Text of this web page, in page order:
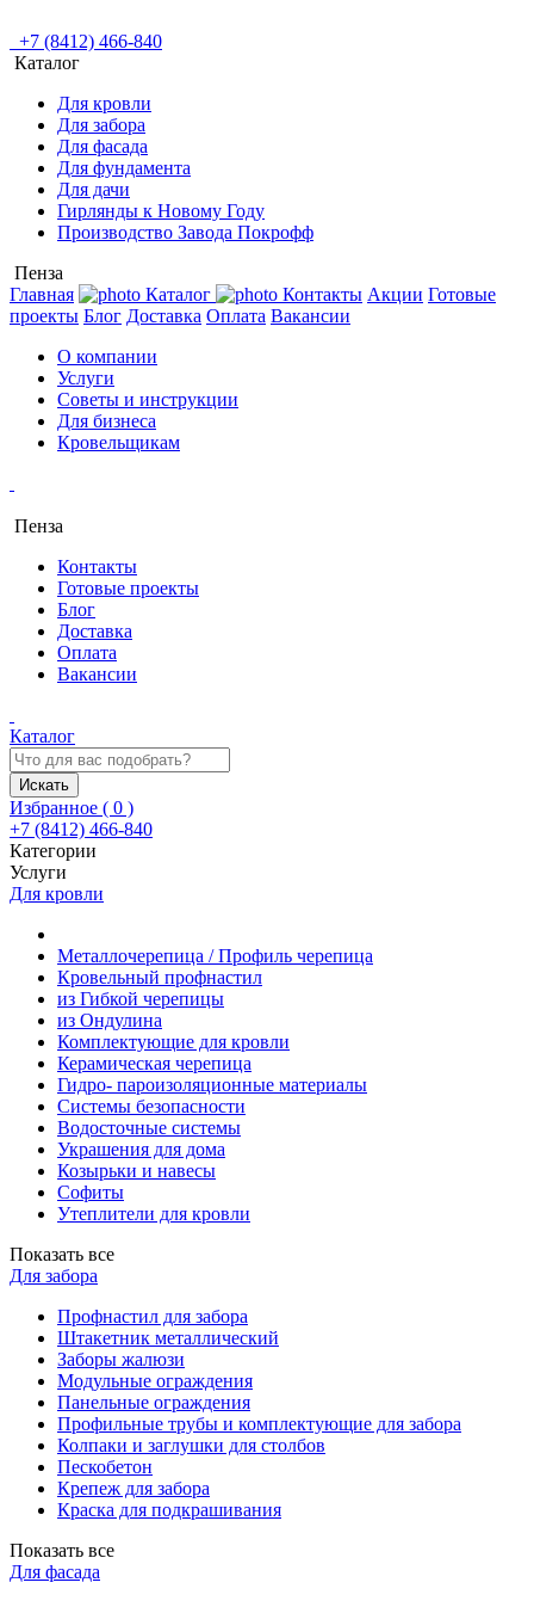
+7 (8412) 466-840
Каталог
Для кровли
Для забора
Для фасада
Для фундамента
Для дачи
Гирлянды к Новому Году
Производство Завода Покрофф
Пенза
Главная
Каталог Контакты Акции Готовые
проекты Блог Доставка Оплата Вакансии
О компании
Услуги
Советы и инструкции
Для бизнеса
Кровельщикам
Пенза
Контакты
Готовые проекты
Блог
Доставка
Оплата
Вакансии
Каталог
Искать
Избранное ( 0 )
+7 (8412) 466-840
Категории
Услуги
Для кровли
Металлочерепица / Профиль черепица
Кровельный профнастил
из Гибкой черепицы
из Ондулина
Комплектующие для кровли
Керамическая черепица
Гидро- пароизоляционные материалы
Системы безопасности
Водосточные системы
Украшения для дома
Козырьки и навесы
Софиты
Утеплители для кровли
Показать все
Для забора
Профнастил для забора
Штакетник металлический
Заборы жалюзи
Модульные ограждения
Панельные ограждения
Профильные трубы и комплектующие для забора
Колпаки и заглушки для столбов
Пескобетон
Крепеж для забора
Краска для подкрашивания
Показать все
Для фасада